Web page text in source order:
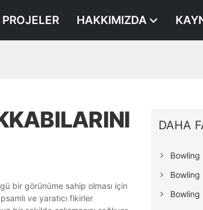
PROJELER HAKKIMIZDA
bir görünüme sahip olması için
ve yaratıcı fikirler
DAHA
Bowling
Bowling
Bowling